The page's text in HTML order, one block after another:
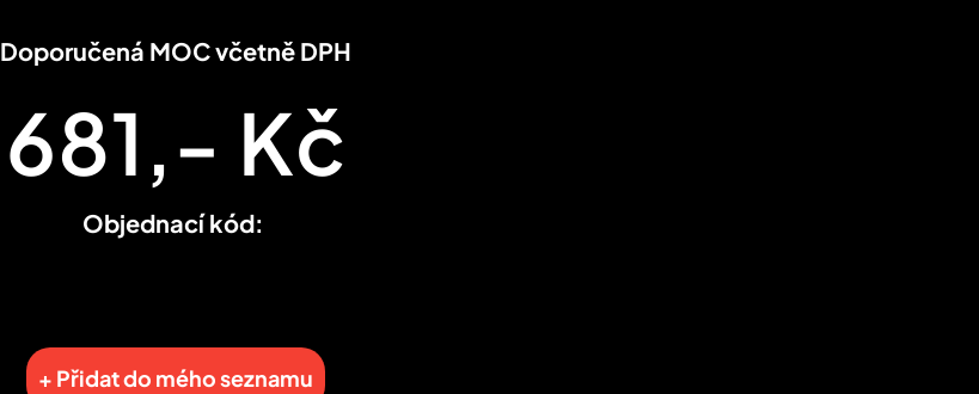
Doporučená MOC včetně DPH
681,- Kč
Objednací kód:
+ Přidat do mého seznamu